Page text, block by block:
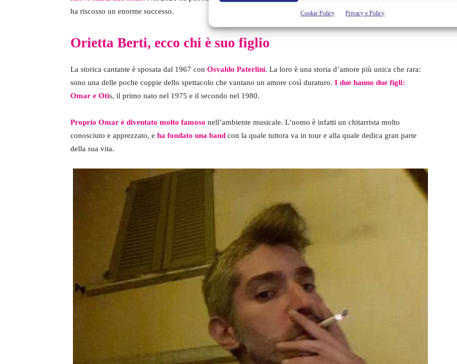
Cookie Policy Privacy e Policy
ha riscosso un enorme successo.
Orietta Berti, ecco chi è suo figlio
La storica cantante è sposata dal 1967 con Osvaldo Paterlini. La loro è una storia d’amore più unica che rara:
sono una delle poche coppie dello spettacolo che vantano un amore così duraturo. I due hanno due figli:
Omar e Otis, il primo nato nel 1975 e il secondo nel 1980.
Proprio Omar è diventato molto famoso nell’ambiente musicale. L’uomo è infatti un chitarrista molto
conosciuto e apprezzato, e ha fondato una band con la quale tuttora va in tour e alla quale dedica gran parte
della sua vita.